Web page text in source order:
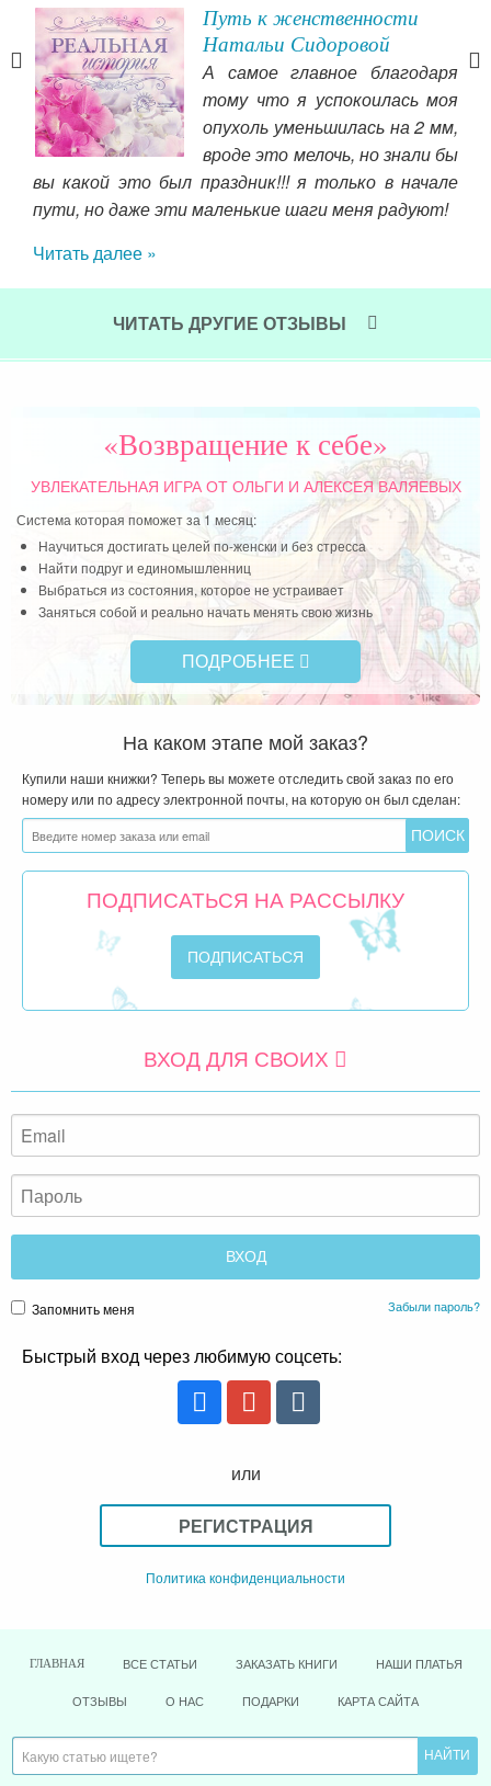
с
Путь к женственности
Натальи Сидоровой
А самое главное благодаря
тому что я успокоилась моя
опухоль уменьшилась на 2 мм,
вроде это мелочь, но знали бы
вы какой это был праздник!!! я только в начале
пути, но даже эти маленькие шаги меня радуют!
Читать далее »
ЧИТАТЬ ДРУГИЕ ОТЗЫВЫ
«Возвращение к себе»
УВЛЕКАТЕЛЬНАЯ ИГРАОТ ОЛЬГИ И АЛЕКСЕЯ ВАЛЯЕВЫХ
Система которая поможет за 1 месяц:
Научиться достигать целей по-женски и без стресса
Найти подруг и единомышленниц
Выбраться из состояния, которое не устраивает
Заняться собой и реально начать менять свою жизнь
ПОДРОБНЕЕ
На каком этапе мой заказ?
Купили наши книжки? Теперь вы можете отследить свой заказ по его
номеру или по адресу электронной почты, на которую он был сделан:
ПОДПИСАТЬСЯ НА РАССЫЛКУ
ВХОД ДЛЯ СВОИХ
Запомнить меня Забыли пароль?
Быстрый вход через любимую соцсеть:
или
РЕГИСТРАЦИЯ
Политика конфиденциальности
ГЛАВНАЯ ВСЕ СТАТЬИ ЗАКАЗАТЬ КНИГИ НАШИ ПЛАТЬЯ
ОТЗЫВЫ О НАС ПОДАРКИ КАРТА САЙТА